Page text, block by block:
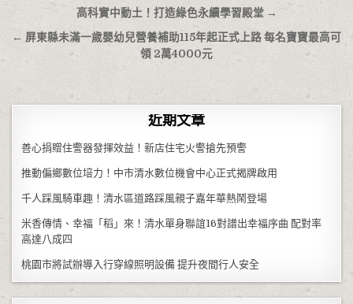
文章導覽高科實中動土！打造綠色永續學習殿堂 →
← 屏東縣未滿一歲嬰幼兒營養補助115年起正式上路 每名寶寶最高可
領 2萬4000元
近期文章
善心捐贈住警器發揮效益！新店住宅火警搶先預警
推動偏鄉數位培力！中市清水數位機會中心正式揭牌啟用
千人踩風騎車趣！清水區道路踩風親子嘉年華熱鬧登場
米香傳情、幸福「稻」來！清水單身聯誼16對譜出幸福序曲 配對率
高達八成四
桃園市將試辦導入行穿線照明設備 提升夜間行人安全